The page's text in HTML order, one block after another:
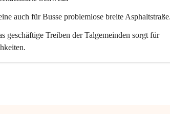
auch für Busse problemlose breite
geschäftige Treiben der Talgemeinden sorgt für